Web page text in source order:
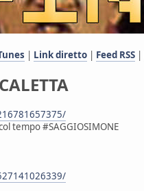
| Link diretto | Feed RSS |
tempo #SAGGIOSIMONE